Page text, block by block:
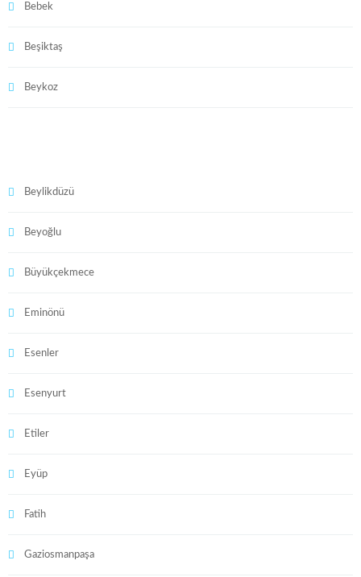
Bebek
Beşiktaş
Beykoz
Beylikdüzü
Beyoğlu
Büyükçekmece
Eminönü
Esenler
Esenyurt
Etiler
Eyüp
Fatih
Gaziosmanpaşa